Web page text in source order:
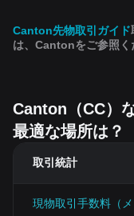
Canton先物取引ガイド
は、Cantonをご参照く
Canton（CC）
最適な場所は？
取引統計
現物取引手数料（メ